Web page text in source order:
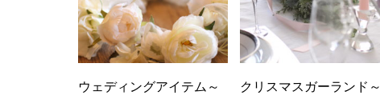
ウェディングアイテム～
クリスマスガーランド～